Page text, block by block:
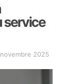
service
2025